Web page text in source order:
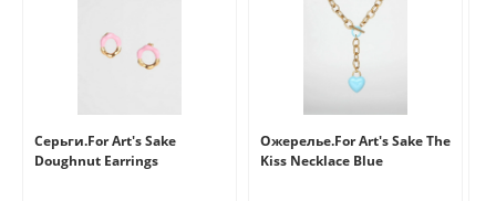
Серьги.For Art's Sake
Doughnut Earrings
Ожерелье.For Art's Sake The
Kiss Necklace Blue